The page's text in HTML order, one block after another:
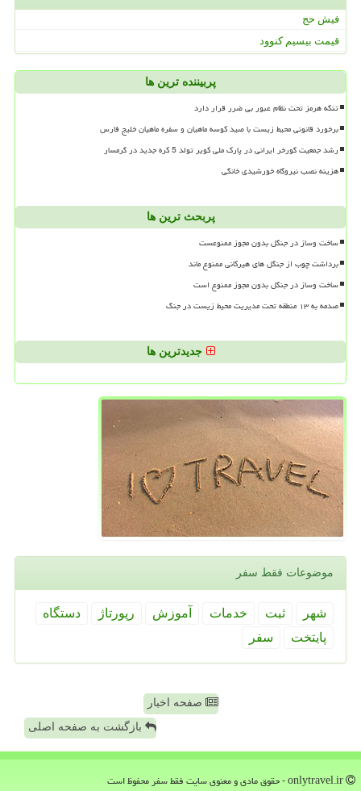
فیش حج
قیمت بیسیم کنوود
پربیننده ترین ها
تنگه هرمز تحت نظام عبور بی ضرر قرار دارد
برخورد قانونی محیط زیست با صید کوسه ماهیان و سفره ماهیان خلیج فارس
رشد جمعیت گورخر ایرانی در پارک ملی کویر تولد 5 کره جدید در گرمسار
هزینه نصب نیروگاه خورشیدی خانگی
پربحث ترین ها
ساخت وساز در جنگل بدون مجوز ممنوعست
برداشت چوب از جنگل های هیرکانی ممنوع ماند
ساخت وساز در جنگل بدون مجوز ممنوع است
صدمه به ۱۳ منطقه تحت مدیریت محیط زیست در جنگ
جدیدترین ها
موضوعات فقط سفر
شهر ثبت خدمات آموزش رپورتاژ
دستگاه
پایتخت
سفر
صفحه اخبار
بازگشت به صفحه اصلی